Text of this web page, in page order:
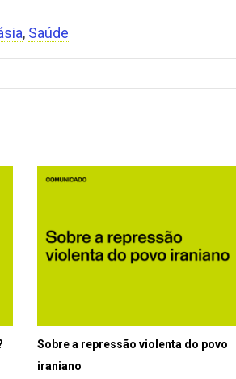
, Saúde
Sobre a repressão violenta do povo
iraniano